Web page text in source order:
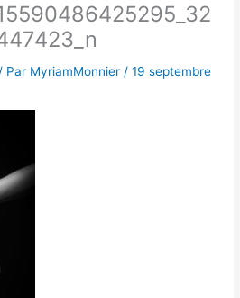
/ Par MyriamMonnier /19 septembre